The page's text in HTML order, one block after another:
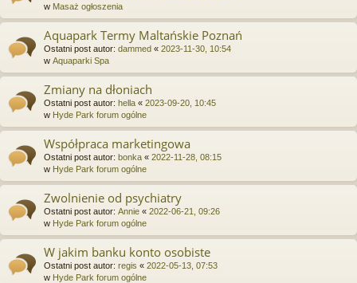
w Masaż ogłoszenia
Aquapark Termy Maltańskie Poznań
Ostatni post autor: dammed « 2023-11-30, 10:54
w Aquaparki Spa
Zmiany na dłoniach
Ostatni post autor: hella « 2023-09-20, 10:45
w Hyde Park forum ogólne
Współpraca marketingowa
Ostatni post autor: bonka « 2022-11-28, 08:15
w Hyde Park forum ogólne
Zwolnienie od psychiatry
Ostatni post autor: Annie « 2022-06-21, 09:26
w Hyde Park forum ogólne
W jakim banku konto osobiste
Ostatni post autor: regis « 2022-05-13, 07:53
w Hyde Park forum ogólne